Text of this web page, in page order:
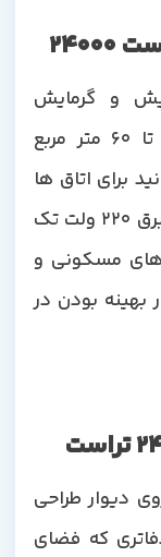
و گرمایش
24000BTU ، برای فضاهایی از 40 تا 60 متر مربع
اتاق ها
بزرگ از آن استفاده کنید.این واحد با برق 220 ولت تک
مسکونی و
بودن در
روی دیوار طراحی
که فضای